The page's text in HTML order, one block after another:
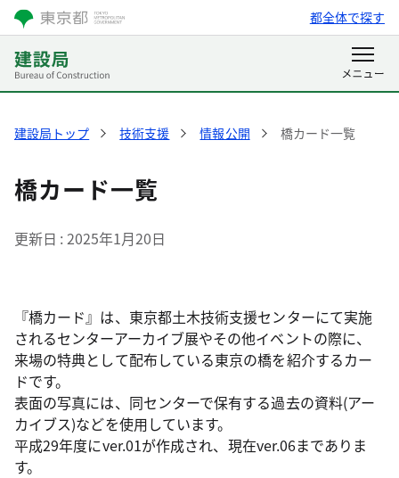
都全体で探す
建設局トップ 技術支援 情報公開 橋カード一覧
橋カード一覧
更新日 2025年1月20日
『橋カード』は、東京都土木技術支援センターにて実施
されるセンターアーカイブ展やその他イベントの際に、
来場の特典として配布している東京の橋を紹介するカー
ドです。
表面の写真には、同センターで保有する過去の資料(アー
カイブス)などを使用しています。
平成29年度にver.01が作成され、現在ver.06までありま
す。